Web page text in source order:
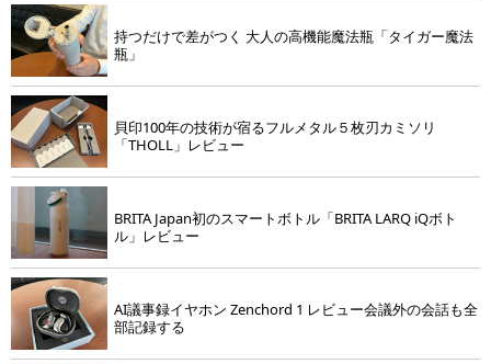
持つだけで差がつく 大人の高機能魔法瓶「タイガー魔法
瓶」
貝印100年の技術が宿るフルメタル５枚刃カミソリ
「THOLL」レビュー
BRITA Japan初のスマートボトル「BRITA LARQ iQボト
ル」レビュー
AI議事録イヤホン Zenchord 1 レビュー会議外の会話も全
部記録する